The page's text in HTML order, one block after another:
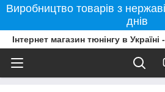
Виробництво товарів з
днів
Інтернет магазин тюнінгу в